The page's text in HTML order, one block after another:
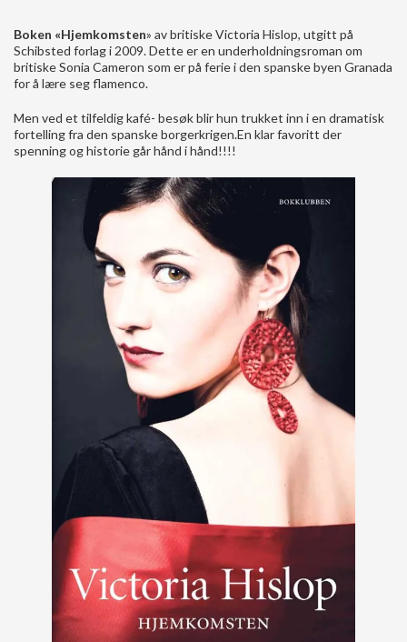
Boken «Hjemkomsten» av britiske Victoria Hislop, utgitt på
Schibsted forlag i 2009. Dette er en underholdningsroman om
britiske Sonia Cameron som er på ferie i den spanske byen Granada
for å lære seg flamenco.
Men ved et tilfeldig kafé- besøk blir hun trukket inn i en dramatisk
fortelling fra den spanske borgerkrigen.En klar favoritt der
spenning og historie går hånd i hånd!!!!